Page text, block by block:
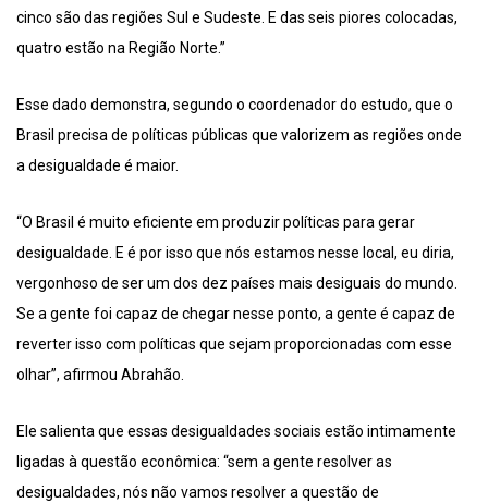
cinco são das regiões Sul e Sudeste. E das seis piores colocadas,
quatro estão na Região Norte.”
Esse dado demonstra, segundo o coordenador do estudo, que o
Brasil precisa de políticas públicas que valorizem as regiões onde
a desigualdade é maior.
“O Brasil é muito eficiente em produzir políticas para gerar
desigualdade. E é por isso que nós estamos nesse local, eu diria,
vergonhoso de ser um dos dez países mais desiguais do mundo.
Se a gente foi capaz de chegar nesse ponto, a gente é capaz de
reverter isso com políticas que sejam proporcionadas com esse
olhar”, afirmou Abrahão.
Ele salienta que essas desigualdades sociais estão intimamente
ligadas à questão econômica: “sem a gente resolver as
desigualdades, nós não vamos resolver a questão de